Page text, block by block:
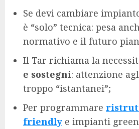
Se devi cambiare
è “solo” tecnica: pesa
normativo e il futuro
Il Tar richiama la
e sostegni: attenzione
troppo “istantanei”;
Per programmare
friendly e impianti